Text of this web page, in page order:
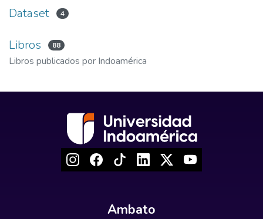
Dataset 4
Libros 88
Libros publicados por Indoamérica
Ambato